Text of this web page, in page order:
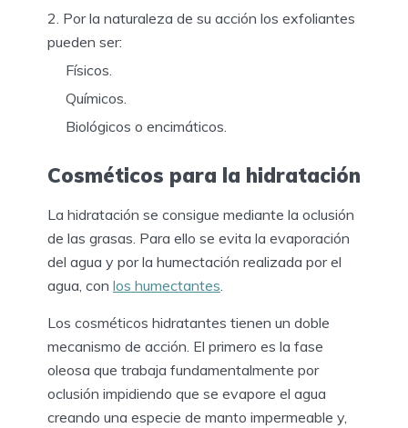
Por la naturaleza de su acción los exfoliantes
pueden ser:
Físicos.
Químicos.
Biológicos o encimáticos.
Cosméticos para la hidratación
La hidratación se consigue mediante la oclusión
de las grasas. Para ello se evita la evaporación
del agua y por la humectación realizada por el
agua, con los humectantes.
Los cosméticos hidratantes tienen un doble
mecanismo de acción. El primero es la fase
oleosa que trabaja fundamentalmente por
oclusión impidiendo que se evapore el agua
creando una especie de manto impermeable y,